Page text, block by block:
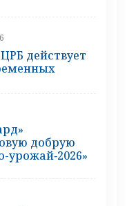
действует
добрую